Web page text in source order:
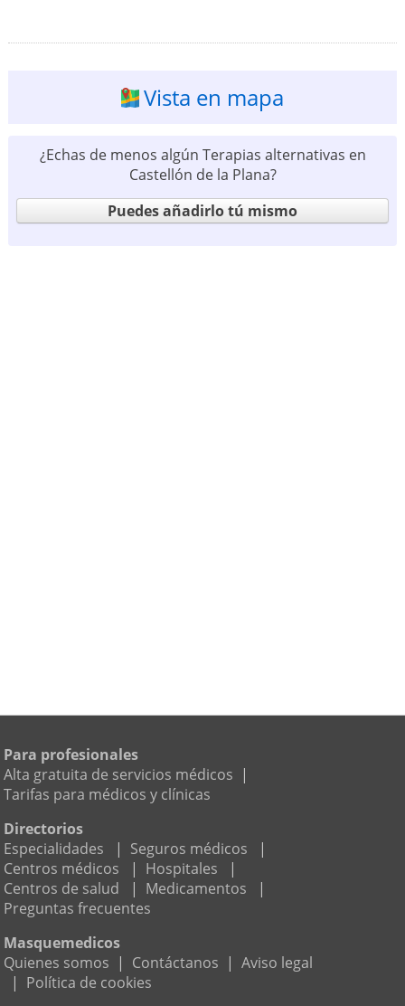
Vista en mapa
¿Echas de menos algún Terapias alternativas en
Castellón de la Plana?
Puedes añadirlo tú mismo
Para profesionales
Alta gratuita de servicios médicos |
Tarifas para médicos y clínicas
Directorios
Especialidades
| Seguros médicos
|
Centros médicos
| Hospitales
|
Centros de salud
| Medicamentos
|
Preguntas frecuentes
Masquemedicos
Quienes somos | Contáctanos | Aviso legal
| Política de cookies